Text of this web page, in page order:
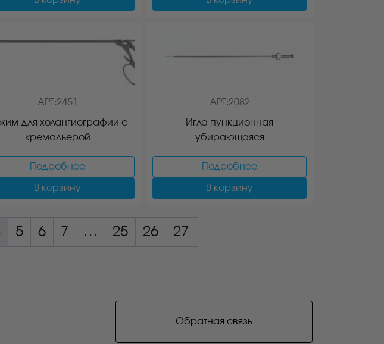
АРТ:2451
для холангиографии с
кремальерой
Подробнее
В корзину
АРТ:2082
Игла пункционная
убирающаяся
Подробнее
В корзину
5 6 7 … 25 26 27
Обратная связь